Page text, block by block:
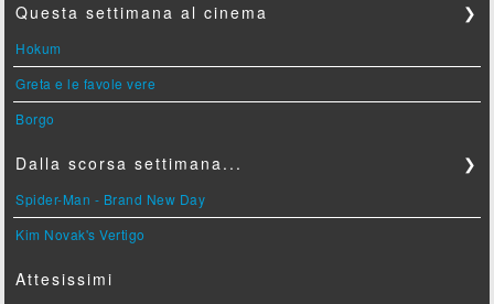
Questa settimana al cinema ❯
Hokum
Greta e le favole vere
Borgo
Dalla scorsa settimana... ❯
Spider-Man - Brand New Day
Kim Novak's Vertigo
Attesissimi